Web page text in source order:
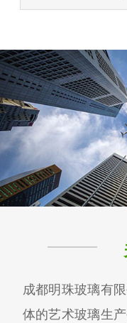
成都明珠玻璃有
体的艺术玻璃生